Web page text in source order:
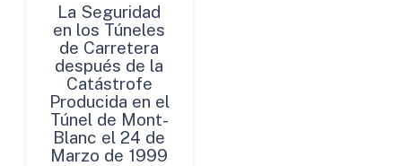
La Seguridad
en los Túneles
de Carretera
después de la
Catástrofe
Producida en el
Túnel de Mont-
Blanc el 24 de
Marzo de 1999